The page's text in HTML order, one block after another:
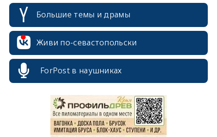
Большие темы и драмы
Живи по-севастопольски
ForPost в наушниках
erid: 2SDnjcrDNw6